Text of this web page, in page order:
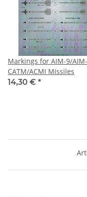
Markings for AIM-9/
CATM/ACMI Missiles
14,30 € *